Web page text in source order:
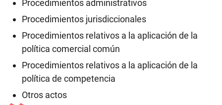
Procedimientos administrativos
Procedimientos jurisdiccionales
Procedimientos relativos a la aplicación de la
política comercial común
Procedimientos relativos a la aplicación de la
política de competencia
Otros actos